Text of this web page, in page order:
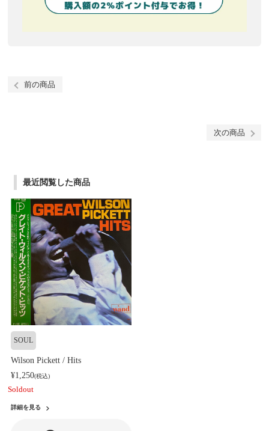
前の商品
次の商品
最近閲覧した商品
SOUL
Wilson Pickett / Hits
¥1,250(税込)
Soldout
詳細を見る